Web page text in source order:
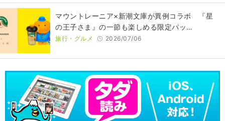
マウントレーニア×新潮文庫が異例コラボ 『星
の王子さま』の一節も楽しめる限定パッ…
旅行・グルメ 2026/07/06